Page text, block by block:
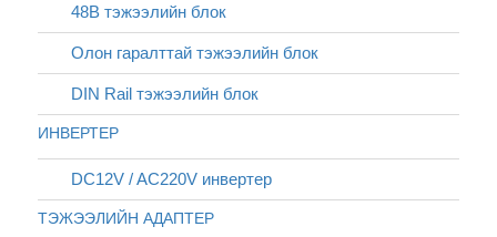
48В тэжээлийн блок
Олон гаралттай тэжээлийн блок
DIN Rail тэжээлийн блок
ИНВЕРТЕР
DC12V / AC220V инвертер
ТЭЖЭЭЛИЙН АДАПТЕР